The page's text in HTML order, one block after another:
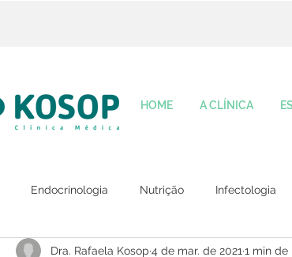
Endocrinologia Nutrição Infectologia
Dra. Rafaela Kosop 4 de mar. de 2021 1 min de
HOME A CLÍNICA